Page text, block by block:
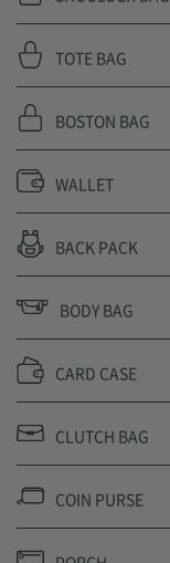
TOTE BAG
BOSTON BAG
WALLET
BACK PACK
BODY BAG
CARD CASE
CLUTCH BAG
COIN PURSE